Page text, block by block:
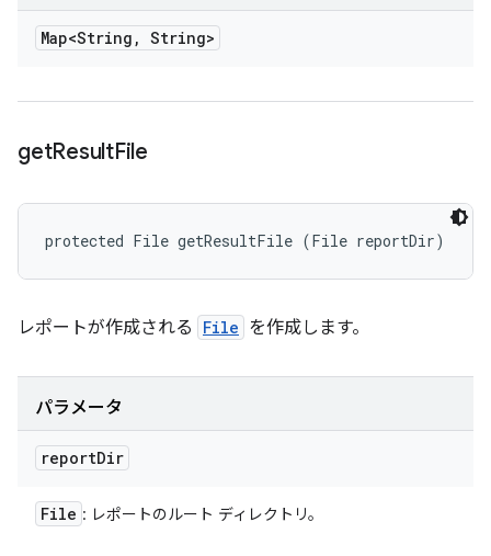
Map<String , String>
getResultFile
protected File getResultFile (File reportDir)
レポートが作成される File を作成します。
パラメータ
reportDir
File : レポートのルート ディレクトリ。